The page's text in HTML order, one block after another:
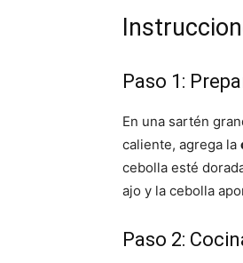
Paso 1:
En una sartén
caliente, agrega la
cebolla esté
ajo y la cebolla
Paso 2: